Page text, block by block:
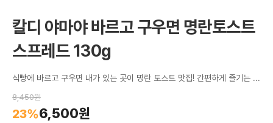
칼디 야마야 바르고 구우면 명란토스트
스프레드 130g
식빵에 바르고 구우면 내가 있는 곳이 명란 토스트 맛집! 간편하게 즐기는 고급진 맛의 스프레드!
8,450원
23%6,500원